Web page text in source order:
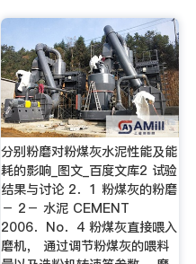
分别粉磨对粉煤灰水泥性能及能
耗的影响_图文_百度文库2 试验
结果与讨论 2．1 粉煤灰的粉磨
－ 2－ 水泥 CEMENT
2006．No．4 粉煤灰直接喂入
磨机， 通过调节粉煤灰的喂料